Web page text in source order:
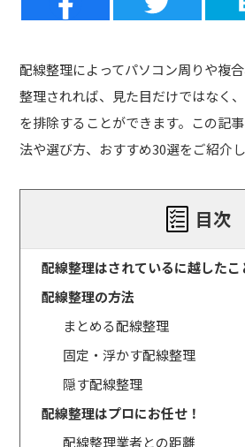
配線整理によってパソコン周りや複
整理されれば、見た目だけではなく
を排除することができます。この記
法や選び方、おすすめ30選をご紹介し
目次
配線整理はされているに越したこ
配線整理の方法
まとめる配線整理
固定・浮かす配線整理
隠す配線整理
配線整理はプロにお任せ！
配線整理業者との距離